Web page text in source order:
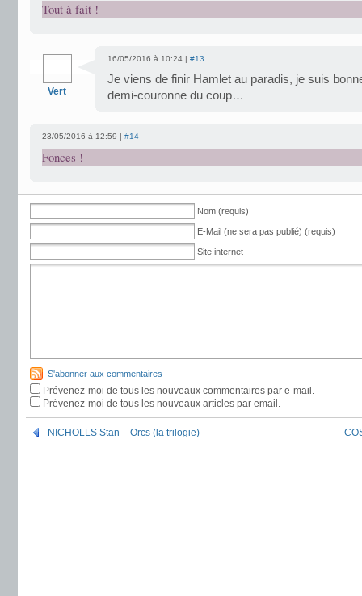
Tout à fait !
Vert
16/05/2016 à 10:24 | #13
Je viens de finir Hamlet au paradis, je suis
demi-couronne du coup…
23/05/2016 à 12:59 | #14
Fonces !
Nom (requis)
E-Mail (ne sera pas publié) (requis)
Site internet
S'abonner aux commentaires
Prévenez-moi de tous les nouveaux commentaires par e-mail.
Prévenez-moi de tous les nouveaux articles par email.
NICHOLLS Stan – Orcs (la trilogie)